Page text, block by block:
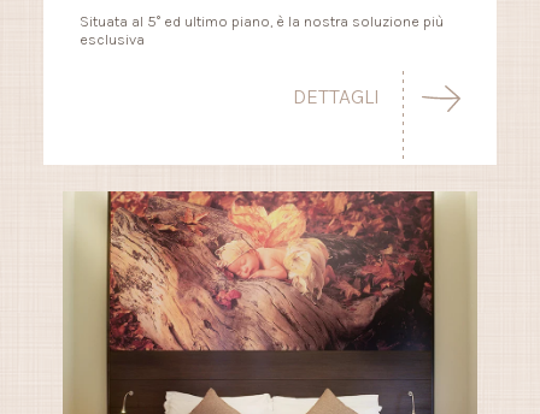
Situata al 5° ed ultimo piano, è la nostra soluzione più
esclusiva
DETTAGLI